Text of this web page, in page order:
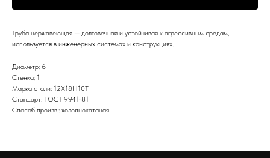
Труба нержавеющая — долговечная и устойчивая к агрессивным средам,
используется в инженерных системах и конструкциях.
Диаметр: 6
Стенка: 1
Марка стали: 12Х18Н10Т
Стандарт: ГОСТ 9941-81
Способ произв.: холоднокатаная